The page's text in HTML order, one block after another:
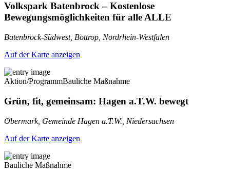
Volkspark Batenbrock – Kostenlose
Bewegungsmöglichkeiten für alle ALLE
Batenbrock-Südwest, Bottrop, Nordrhein-Westfalen
Auf der Karte anzeigen
Aktion/ProgrammBauliche Maßnahme
Grün, fit, gemeinsam: Hagen a.T.W. bewegt
Obermark, Gemeinde Hagen a.T.W., Niedersachsen
Auf der Karte anzeigen
Bauliche Maßnahme